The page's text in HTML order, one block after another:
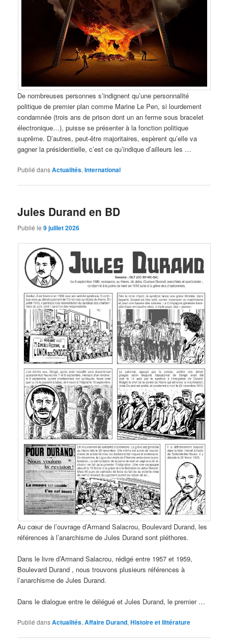
De nombreuses personnes s’indignent qu’une personnalité
politique de premier plan comme Marine Le Pen, si lourdement
condamnée (trois ans de prison dont un an ferme sous bracelet
électronique…), puisse se présenter à la fonction politique
suprême. D’autres, peut-être majoritaires, espèrent qu’elle va
gagner la présidentielle, c’est ce qu’indique d’ailleurs les …
Publié dansActualités,International
Jules Durand en BD
Publié le9 juillet 2026
Au cœur de l’ouvrage d’Armand Salacrou, Boulevard Durand, les
références à l’anarchisme de Jules Durand sont pléthores.
Dans le livre d’Armand Salacrou, rédigé entre 1957 et 1959,
Boulevard Durand , nous trouvons plusieurs références à
l’anarchisme de Jules Durand.
Dans le dialogue entre le délégué et Jules Durand, le premier …
Publié dansActualités,Affaire Durand,Histoire et littérature